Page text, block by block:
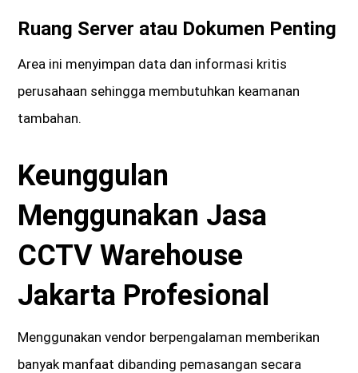
Ruang Server atau Dokumen Penting
Area ini menyimpan data dan informasi kritis
perusahaan sehingga membutuhkan keamanan
tambahan.
Keunggulan
Menggunakan Jasa
CCTV Warehouse
Jakarta Profesional
Menggunakan vendor berpengalaman memberikan
banyak manfaat dibanding pemasangan secara